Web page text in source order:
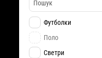
Футболки
Поло
Светри